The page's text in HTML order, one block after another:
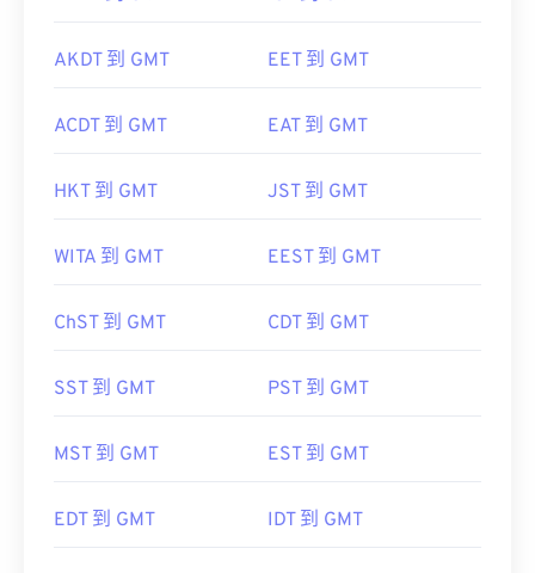
AKDT 到 GMT EET 到 GMT
ACDT 到 GMT EAT 到 GMT
HKT 到 GMT JST 到 GMT
WITA 到 GMT EEST 到 GMT
ChST 到 GMT CDT 到 GMT
SST 到 GMT PST 到 GMT
MST 到 GMT EST 到 GMT
EDT 到 GMT IDT 到 GMT